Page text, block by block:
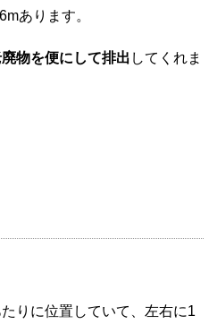
あります。
物を便にして排出 してくれま
りに位置していて、左右に1